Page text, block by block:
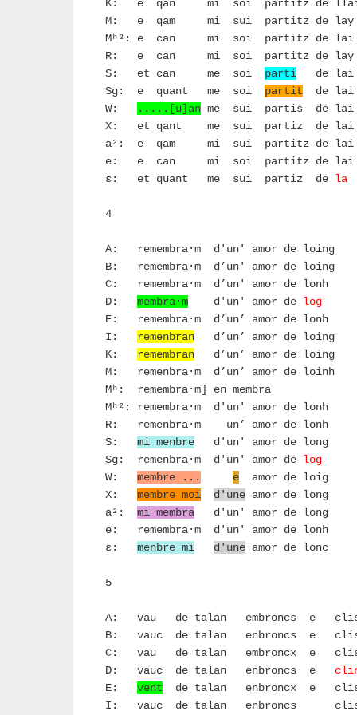
K: e qan mi soi partitz de
M: e qam mi sui partitz de lay
Mʰ²: e can mi soi partitz de lai
R: e can mi soi partitz de lay
S: et can me soi parti de lai
Sg: e quant me soi partit de lai
W:
.....[u]an me sui
X: et qant me sui partiz de lai
a²: e qam mi sui partitz de lai
e: e can mi soi partitz de lai
ε: et quant me sui partiz de la
4
A: remembra·m d'un' amor de loing
B: remembra·m d’un' amor de loing
C: remembra·m d’un' amor de lonh
D: membra·m d'un' amor de
E: remembra·m d’un’ amor de lonh
I: remenbran d’un’ amor de loing
K: remembran d’un’ amor de loing
M: remenbra·m d’un’ amor de loinh
Mʰ: remembra·m] en membra
Mʰ²: remembra·m d'un' amor de lonh
R: remenbra·m un’ amor de lonh
S: mi menbre d'un' amor de long
Sg: remenbra·m d'un' amor de log
W: membre ... e amor
X: membre moi d'une amor de long
a²: mi membra d'un' amor de long
e: remembra·m d'un' amor de lonh
ε: menbre mi d'une amor de lonc
5
A: vau de talan embroncs e
B: vauc de talan enbroncs e
C: vau de talan embroncx e
D: vauc de talan enbroncs e
E: vent de talan enbroncx e
I: vauc de talan enbroncs